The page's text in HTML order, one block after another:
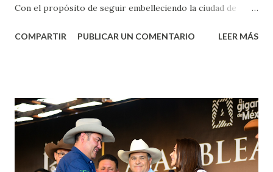
Con el propósito de seguir embelleciendo la ciudad de
municipal, Leo Montañez dio inicio al programa
Corazón Urbano y el Municipio capital. Leo Montañez
informó que en este programa se usarán cerca de 90 mil
metros cuadrados de pintura, para dar inicio en la calle
Nieto, entre Jesús F. Elizondo y la calle 22 de Octubre, con
COMPARTIR PUBLICAR UN COMENTARIO LEER MÁS